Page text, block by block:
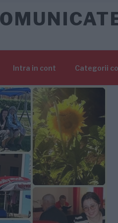
Intra in cont Categorii